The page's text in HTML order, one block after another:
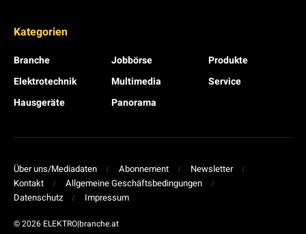
Kategorien
Branche
Elektrotechnik
Hausgeräte
Jobbörse
Multimedia
Panorama
Produkte
Service
Über uns/Mediadaten Abonnement
Newsletter
Kontakt
Allgemeine Geschäftsbedingungen
Datenschutz
Impressum
© 2026 ELEKTRO|branche.at